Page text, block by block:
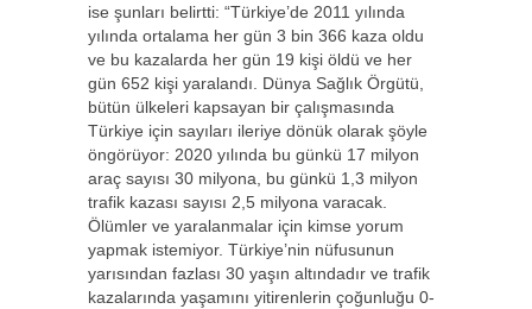
ise şunları belirtti: “Türkiye’de 2011 yılında
yılında ortalama her gün 3 bin 366 kaza oldu
ve bu kazalarda her gün 19 kişi öldü ve her
gün 652 kişi yaralandı. Dünya Sağlık Örgütü,
bütün ülkeleri kapsayan bir çalışmasında
Türkiye için sayıları ileriye dönük olarak şöyle
öngörüyor: 2020 yılında bu günkü 17 milyon
araç sayısı 30 milyona, bu günkü 1,3 milyon
trafik kazası sayısı 2,5 milyona varacak.
Ölümler ve yaralanmalar için kimse yorum
yapmak istemiyor. Türkiye’nin nüfusunun
yarısından fazlası 30 yaşın altındadır ve trafik
kazalarında yaşamını yitirenlerin çoğunluğu 0-